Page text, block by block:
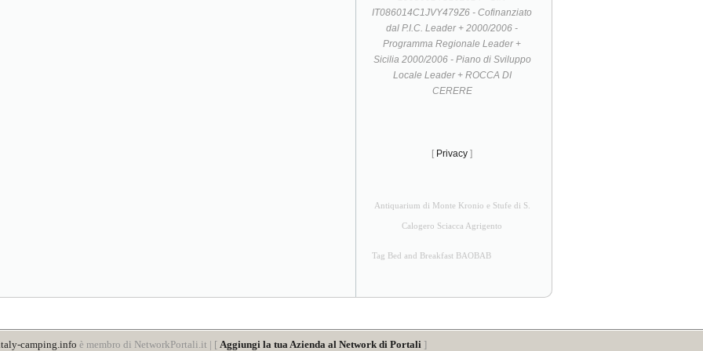
IT086014C1JVY479Z6 - Cofinanziato
dal P.I.C. Leader + 2000/2006 -
Programma Regionale Leader +
Sicilia 2000/2006 - Piano di Sviluppo
Locale Leader + ROCCA DI
CERERE
[ Privacy ]
Antiquarium di Monte Kronio e Stufe di S.
Calogero Sciacca Agrigento
Tag Bed and Breakfast BAOBAB
camping.info è membro di NetworkPortali.it | [ Aggiungi la tua Azienda al Network di Portali ]